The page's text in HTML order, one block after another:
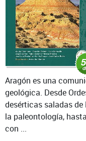
Aragón es una
geológica. Desde
desérticas saladas de
la paleontología,
con ...